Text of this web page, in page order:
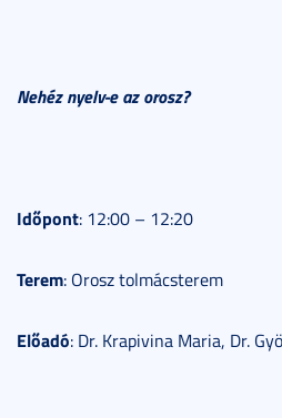
Nehéz nyelv-e az orosz?
Időpont: 12:00 – 12:20
Terem: Orosz tolmácsterem
Előadó: Dr. Krapivina Maria, Dr.